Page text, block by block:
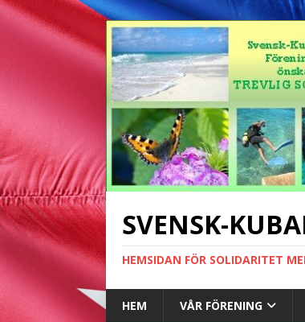
SVENSK-
HEMSIDAN FÖR SOLIDARITET
HEM VÅR FÖRENING